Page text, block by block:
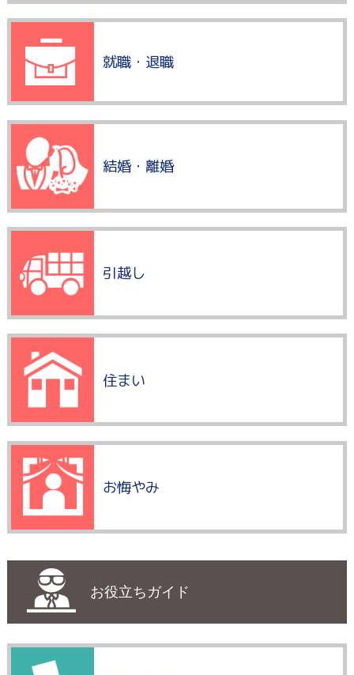
就職・退職
結婚・離婚
引越し
住まい
お悔やみ
お役立ちガイド